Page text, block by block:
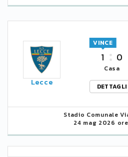
Lecce
1
VINCE
0
Casa
DETTAGLI
Stadio Comunale
24 mag 2026